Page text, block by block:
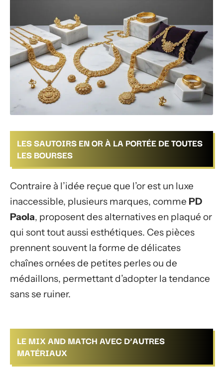
LES SAUTOIRS EN OR À LA PORTÉE DE TOUTES
LES BOURSES
Contraire à l’idée reçue que l’or est un luxe
inaccessible, plusieurs marques, comme PD
Paola, proposent des alternatives en plaqué or
qui sont tout aussi esthétiques. Ces pièces
prennent souvent la forme de délicates
chaînes ornées de petites perles ou de
médaillons, permettant d’adopter la tendance
sans se ruiner.
LE MIX AND MATCH AVEC D’AUTRES
MATÉRIAUX